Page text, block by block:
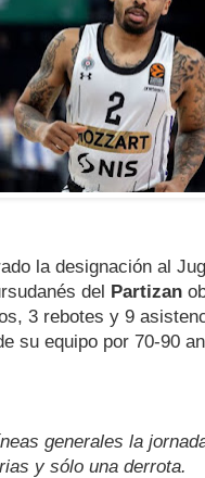
la designación al
del Partizan
3 rebotes y 9
su equipo por 70-90
generales la
y sólo una derrota.